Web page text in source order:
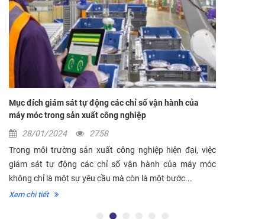
Mục đích giám sát tự động các chỉ số vận hành của
máy móc trong sản xuất công nghiệp
28/01/2024
2758
Trong môi trường sản xuất công nghiệp hiện đại, việc
giám sát tự động các chỉ số vận hành của máy móc
không chỉ là một sự yêu cầu mà còn là một bước...
Xem chi tiết